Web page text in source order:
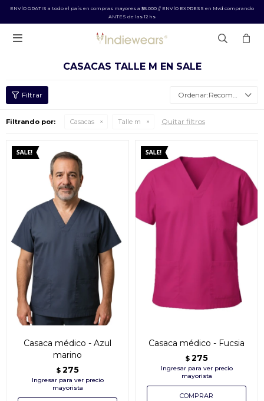
ENVÍO GRATIS a todo el país en compras mayores a $5.000 // ENVÍO EXPRESS en Mvd comprando
ANTES de las 12 hs

CASACAS TALLE M EN SALE
Recomendados
Filtrando por: Casacas Talle m Quitar filtros
Casaca médico - Azul
marino
$ 275
Casaca médico - Fucsia
$ 275